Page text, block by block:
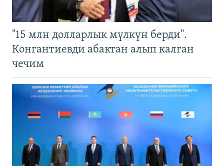
"15 млн долларлык мүлкүн берди".
Конгантиевди абактан алып калган
чечим